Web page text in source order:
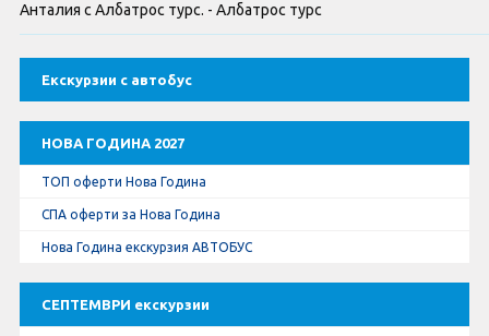
Автобусни Екскурзии
Албатрос Турс
Документи
Общи условия
Стандартен Формуляр
Екскурзии с автобус
НОВА ГОДИНА 2027
ТОП оферти Нова Година
СПА оферти за Нова Година
Нова Година екскурзия АВТОБУС
СЕПТЕМВРИ екскурзии
Анталия с Албатрос турс. - Албатрос турс